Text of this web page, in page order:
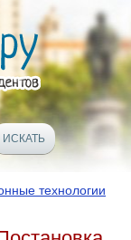
технологии